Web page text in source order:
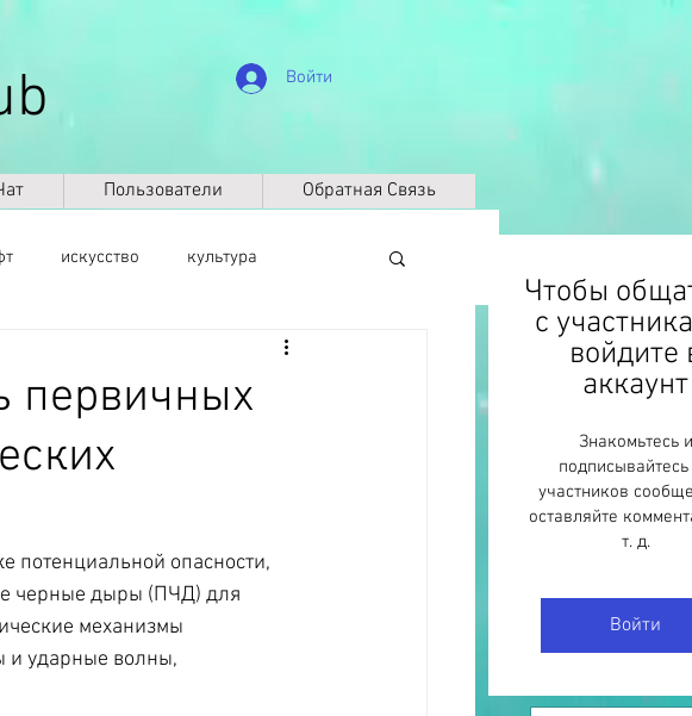
Войти
Пользователи Обратная Связь
искусство культура
биография
динозавры
первичных
потенциальной опасности,
черные дыры (ПЧД) для
механизмы
и ударные волны,
Чтобы
с
войдите
аккаунт
Знакомьтесь и
участников
оставляйте
т. д.
Войти